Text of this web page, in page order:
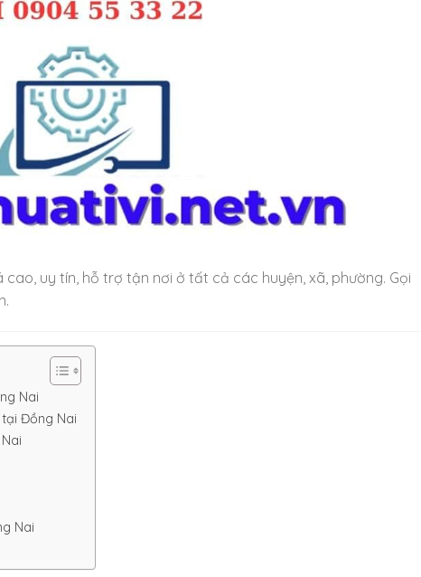
uy tín, hỗ trợ tận nơi ở tất cả các huyện, xã, phường. Gọi
Nai
Đồng Nai
Nai